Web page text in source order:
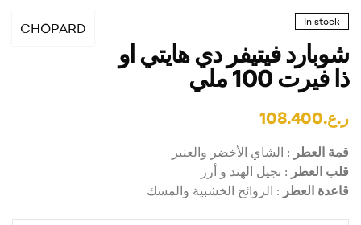
CHOPARD In stock
شوبارد فيتيفر دي هايتي او
ذا فيرت 100 ملي
ر.ع.108.400
قمة العطر : الشاي الأخضر والعنبر
قلب العطر : نجيل الهند و أرز
قاعدة العطر : الروائح الخشبية والمسك